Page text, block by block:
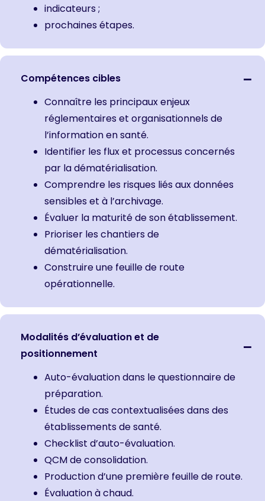
indicateurs ;
prochaines étapes.
Compétences cibles
Connaître les principaux enjeux
réglementaires et organisationnels de
l’information en santé.
Identifier les flux et processus concernés
par la dématérialisation.
Comprendre les risques liés aux données
sensibles et à l’archivage.
Évaluer la maturité de son établissement.
Prioriser les chantiers de
dématérialisation.
Construire une feuille de route
opérationnelle.
Modalités d’évaluation et de
positionnement
Auto-évaluation dans le questionnaire de
préparation.
Études de cas contextualisées dans des
établissements de santé.
Checklist d’auto-évaluation.
QCM de consolidation.
Production d’une première feuille de route.
Évaluation à chaud.